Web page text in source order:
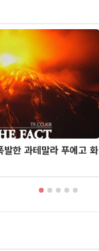
발한 과테말라 푸에고 화